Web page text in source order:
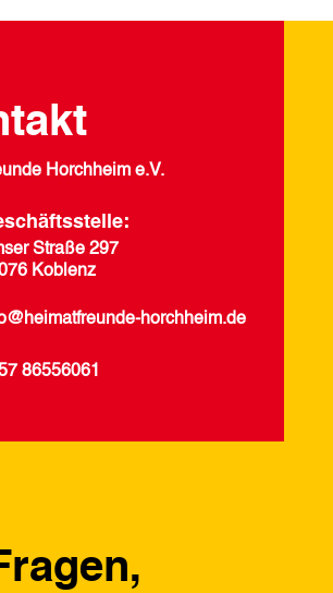
Horchheim e.V.
Straße 297
Koblenz
horchheim.de
86556061